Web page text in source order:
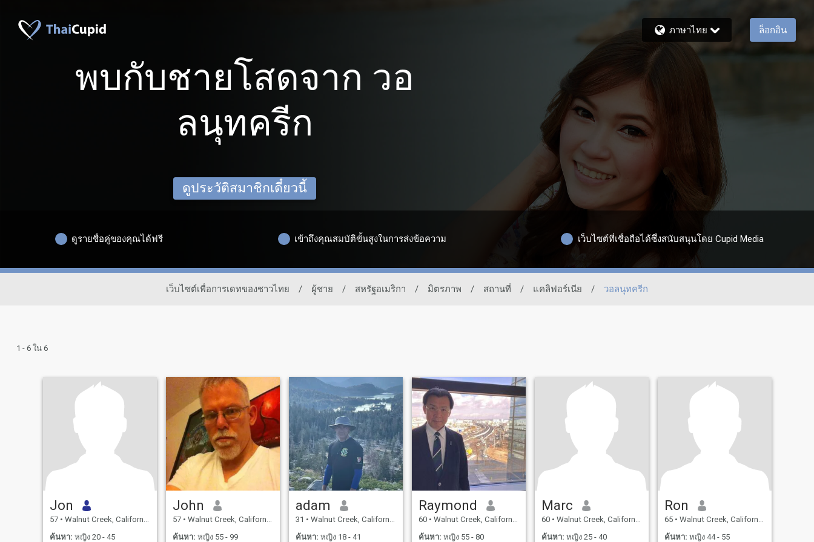
ภาษาไทย ล็อกอิน
พบกับชายโสดจาก วอ
ลนุทครีก
ดูประวัติสมาชิกเดี๋ยวนี้
ดูรายชื่อคู่ของคุณได้ฟรี เข้าถึงคุณสมบัติขั้นสูงในการส่งข้อความ เว็บไซต์ที่เชื่อถือได้ซึ่งสนับสนุนโดย Cupid Media
เว็บไซต์เพื่อการเดทของชาวไทย / ผู้ชาย / สหรัฐอเมริกา / มิตรภาพ / สถานที่ / แคลิฟอร์เนีย / วอลนุทครีก
1 - 6 ใน 6
Jon
57 • Walnut Creek, California, สหรัฐอเมริกา
ค้นหา: หญิง 20 - 45
John
57 • Walnut Creek, California, สหรัฐอเมริกา
ค้นหา: หญิง 55 - 99
adam
31 • Walnut Creek, California, สหรัฐอเมริกา
ค้นหา: หญิง 18 - 41
Raymond
60 • Walnut Creek, California, สหรัฐอเมริกา
ค้นหา: หญิง 55 - 80
Marc
60 • Walnut Creek, California, สหรัฐอเมริกา
ค้นหา: หญิง 25 - 40
Ron
65 • Walnut Creek, California, สหรัฐอเมริกา
ค้นหา: หญิง 44 - 55